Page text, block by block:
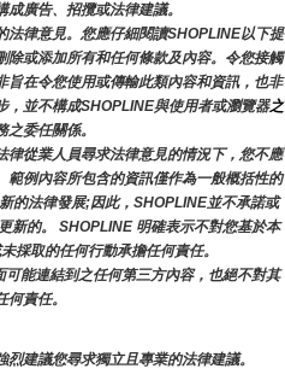
廣告、招攬或法律建議。
律意見。您應仔細閱讀SHOPLINE以下提
除或添加所有和任何條款及內容。令您接觸
旨在令您使用或傳輸此類內容和資訊，也非
，並不構成SHOPLINE與使用者或瀏覽器之
之委任關係。
從業人員尋求法律意見的情況下，您不應
例內容所包含的資訊僅作為一般概括性的
的法律發展;因此，SHOPLINE並不承諾或
新的。 SHOPLINE 明確表示不對您基於本
採取的任何行動承擔任何責任。
能連結到之任何第三方內容，也絕不對其
何責任。
建議您尋求獨立且專業的法律建議。